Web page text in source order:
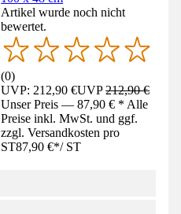
Artikel wurde noch nicht
bewertet.
(0)
UVP: 212,90 €UVP212,90 €
Unser Preis — 87,90 € * Alle
Preise inkl. MwSt. und ggf.
zzgl. Versandkosten pro
ST87,90 €*/ ST